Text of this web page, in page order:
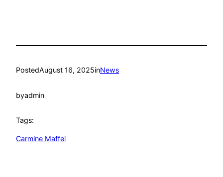
PostedAugust 16, 2025inNews
byadmin
Tags:
Carmine Maffei